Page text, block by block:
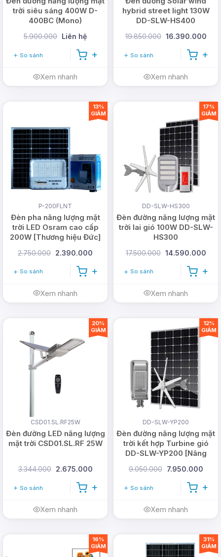
trời siêu sáng 400W D-
400BC (Mono)
5.900.000 Liên hệ
So sánh
Xem nhanh
hybrid street light 130W
DD-SLW-HS400
19.850.000 16.390.000
So sánh
Xem nhanh
P-200FLNT
Đèn pha năng lượng mặt
trời LED Osram cao cấp
200W [Thương hiệu Đức]
2.750.000 2.390.000
So sánh
Xem nhanh
13%
GIẢM
DD-SLW-HS300
Đèn đường năng lượng mặt
trời lai gió 100W DD-SLW-
HS300
17.500.000 14.590.000
So sánh
Xem nhanh
17%
GIẢM
CSD01.SL.RF25W
Đèn đường LED năng lượng
mặt trời CSD01.SL.RF 25W
3.344.000 2.675.000
So sánh
Xem nhanh
20%
GIẢM
DD-SLW-YP200
Đèn đường năng lượng mặt
trời kết hợp Turbine gió
DD-SLW-YP200 [Nâng
9.050.000 7.950.000
So sánh
Xem nhanh
12%
GIẢM
16%
GIẢM
31%
GIẢM